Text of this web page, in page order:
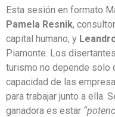
Esta sesión en formato
Pamela Resnik,
capital humano, y
Piamonte. Los
turismo no depende solo
capacidad de las
para trabajar junto a ella.
ganadora es estar